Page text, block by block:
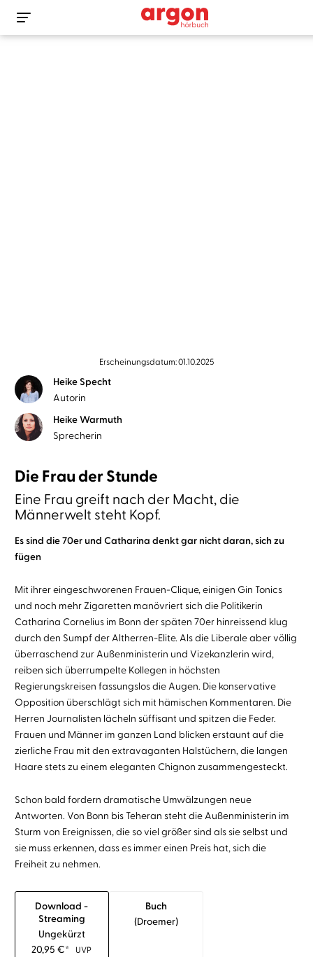
Erscheinungsdatum: 01.10.2025
Heike Specht
Autorin
Heike Warmuth
Sprecherin
Die Frau der Stunde
Eine Frau greift nach der Macht, die
Männerwelt steht Kopf.
Es sind die 70er und Catharina denkt gar nicht daran, sich zu
fügen
Mit ihrer eingeschworenen Frauen-Clique, einigen Gin Tonics
und noch mehr Zigaretten manövriert sich die Politikerin
Catharina Cornelius im Bonn der späten 70er hinreissend klug
durch den Sumpf der Altherren-Elite. Als die Liberale aber völlig
überraschend zur Außenministerin und Vizekanzlerin wird,
reiben sich überrumpelte Kollegen in höchsten
Regierungskreisen fassungslos die Augen. Die konservative
Opposition überschlägt sich mit hämischen Kommentaren. Die
Herren Journalisten lächeln süffisant und spitzen die Feder.
Frauen und Männer im ganzen Land blicken erstaunt auf die
zierliche Frau mit den extravaganten Halstüchern, die langen
Haare stets zu einem eleganten Chignon zusammengesteckt.
Schon bald fordern dramatische Umwälzungen neue
Antworten. Von Bonn bis Teheran steht die Außenministerin im
Sturm von Ereignissen, die so viel größer sind als sie selbst und
sie muss erkennen, dass es immer einen Preis hat, sich die
Freiheit zu nehmen.
Download -
Streaming
Ungekürzt
20,95€* UVP
Buch
(droemer)